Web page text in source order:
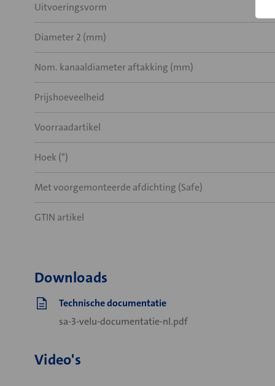
Uitvoeringsvorm
Diameter 2 (mm)
Nom. kanaaldiameter aftakking (mm)
Prijshoeveelheid
Voorraadartikel
Hoek (°)
Met voorgemonteerde afdichting (Safe)
GTIN artikel
Downloads
Technische documentatie
sa-3-velu-documentatie-nl.pdf
Video's